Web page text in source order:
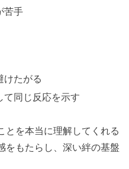
苦手
けたがる
て同じ反応を示す
とを本当に理解してくれる
をもたらし、深い絆の基盤